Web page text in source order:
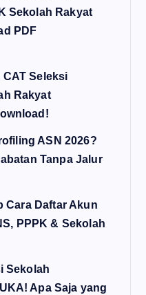
Sekolah Rakyat
PDF
Seleksi
Rakyat
ASN 2026?
Tanpa Jalur
Cara Daftar Akun
PPPK & Sekolah
Sekolah
Apa Saja yang